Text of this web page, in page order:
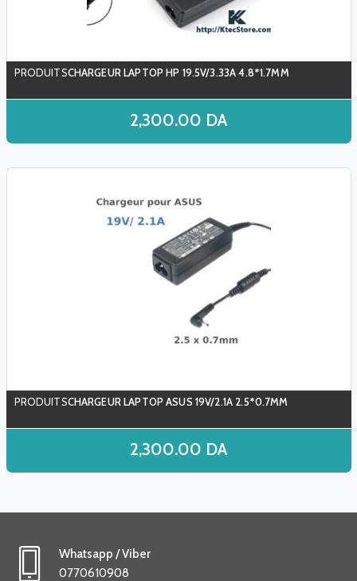
CHARGEUR LAPTOP HP 19.5V/3.33A 4.8*1.7MM
2,300.00 DA
CHARGEUR LAPTOP ASUS 19V/2.1A 2.5*0.7MM
2,300.00 DA
Whatsapp / Viber
0770610908